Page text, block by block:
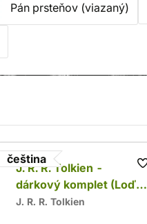
Pán prsteňov (viazaný)
čeština
J. R. R. Tolkien -
dárkový komplet (Loď
II)
J. R. R. Tolkien